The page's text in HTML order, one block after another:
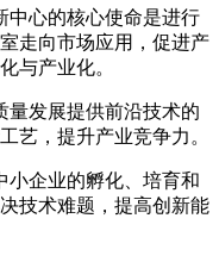
中心的核心使命是进行
走向市场应用，促进产
与产业化。
量发展提供前沿技术的
艺，提升产业竞争力。
小企业的孵化、培育和
技术难题，提高创新能